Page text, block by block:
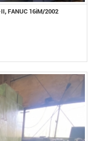
II, FANUC 16iM/2002